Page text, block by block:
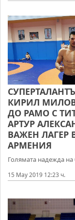
КИРИЛ
ДО РАМО С
АРТУР
ВАЖЕН ЛАГЕР
АРМЕНИЯ
Голямата надежда на
15 May 2019 12:23 ч.